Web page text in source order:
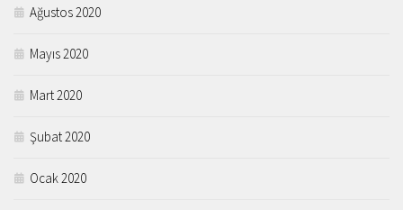
Ağustos 2020
Mayıs 2020
Mart 2020
Şubat 2020
Ocak 2020